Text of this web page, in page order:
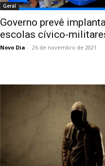
Geral
Governo prevê
escolas cívico-
Novo Dia - 26 de novembro de 2021